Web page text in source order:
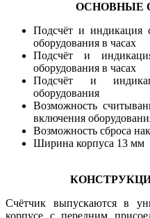
ОСНОВНЫЕ
Подсчёт и индикация
оборудования в часах
Подсчёт и
оборудования в часах
Подсчёт и
оборудования
Возможность
включения
Возможность сброса
Ширина корпуса 13 мм
Счётчик выпускаются в